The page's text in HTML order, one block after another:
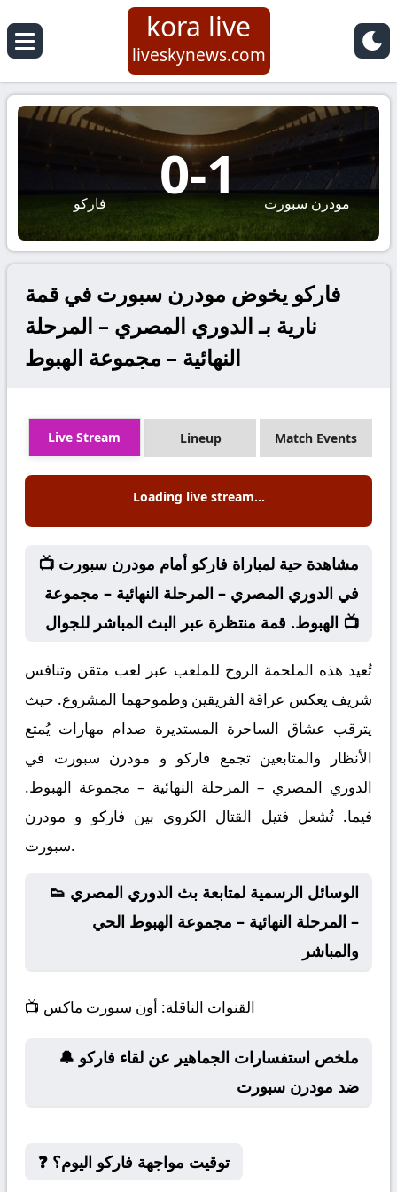
kora live
liveskynews.com
فاركو 0-1 مودرن سبورت
فاركو يخوض مودرن سبورت في قمة
نارية بـ الدوري المصري – المرحلة
النهائية – مجموعة الهبوط
Live Stream Lineup Match Events
Loading live stream...
📺 مشاهدة حية لمباراة فاركو أمام مودرن سبورت
في الدوري المصري – المرحلة النهائية – مجموعة
الهبوط. قمة منتظرة عبر البث المباشر للجوال 📺
تُعيد هذه الملحمة الروح للملعب عبر لعب متقن وتنافس
شريف يعكس عراقة الفريقين وطموحهما المشروع. حيث
يترقب عشاق الساحرة المستديرة صدام مهارات يُمتع
الأنظار والمتابعين تجمع فاركو و مودرن سبورت في
الدوري المصري – المرحلة النهائية – مجموعة الهبوط.
فيما. تُشعل فتيل القتال الكروي بين فاركو و مودرن
سبورت.
👟 الوسائل الرسمية لمتابعة بث الدوري المصري
– المرحلة النهائية – مجموعة الهبوط الحي
والمباشر
📺 القنوات الناقلة: أون سبورت ماكس
🔔 ملخص استفسارات الجماهير عن لقاء فاركو
ضد مودرن سبورت
❓ توقيت مواجهة فاركو اليوم؟